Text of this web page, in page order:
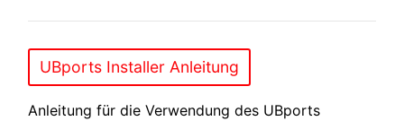
UBports Installer Anleitung
Anleitung für die Verwendung des UBports